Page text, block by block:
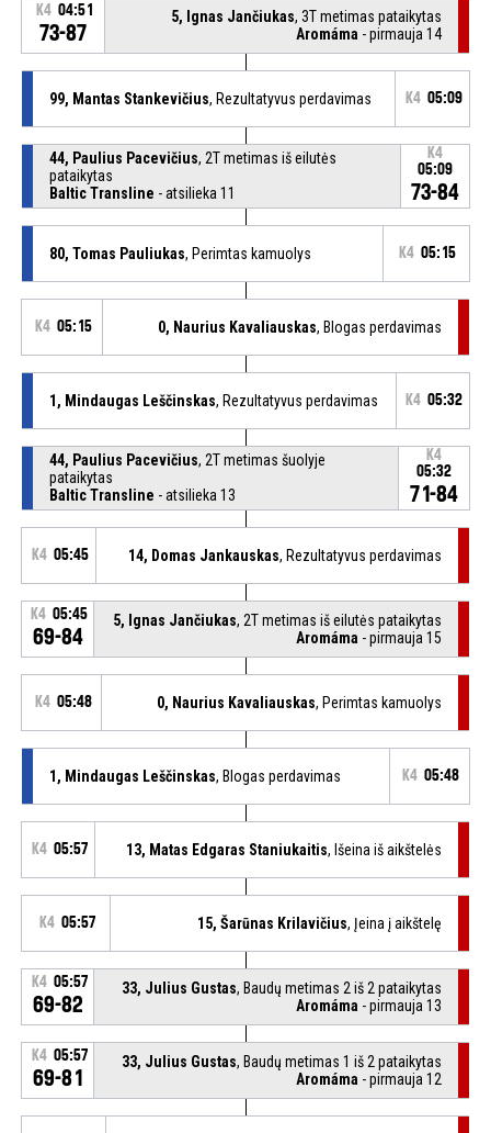
K4 04:51
73-87
5, Ignas Jančiukas, 3T metimas pataikytas
Aromáma - pirmauja 14
99, Mantas Stankevičius, Rezultatyvus perdavimas K4 05:09
44, Paulius Pacevičius, 2T metimas iš eilutės
pataikytas
Baltic Transline - atsilieka 11
K4
05:09
73-84
80, Tomas Pauliukas, Perimtas kamuolys K4 05:15
K4 05:15 0, Naurius Kavaliauskas, Blogas perdavimas
1, Mindaugas Leščinskas, Rezultatyvus perdavimas K4 05:32
44, Paulius Pacevičius, 2T metimas šuolyje
pataikytas
Baltic Transline - atsilieka 13
K4
05:32
71-84
K4 05:45 14, Domas Jankauskas, Rezultatyvus perdavimas
K4 05:45
69-84
5, Ignas Jančiukas, 2T metimas iš eilutės pataikytas
Aromáma - pirmauja 15
K4 05:48 0, Naurius Kavaliauskas, Perimtas kamuolys
1, Mindaugas Leščinskas, Blogas perdavimas K4 05:48
K4 05:57 13, Matas Edgaras Staniukaitis, Išeina iš aikštelės
K4 05:57 15, Šarūnas Krilavičius, Įeina į aikštelę
K4 05:57
69-82
33, Julius Gustas, Baudų metimas 2 iš 2 pataikytas
Aromáma - pirmauja 13
K4 05:57
69-81
33, Julius Gustas, Baudų metimas 1 iš 2 pataikytas
Aromáma - pirmauja 12